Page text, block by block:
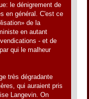
le dénigrement de
en général. C'est ce
de la
en autant
- et de
qui le malheur
très dégradante
qui auraient pris
Langevin. On